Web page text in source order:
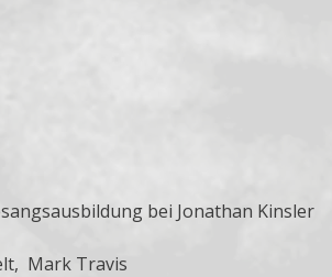
bei Jonathan Kinsler
Mark Travis